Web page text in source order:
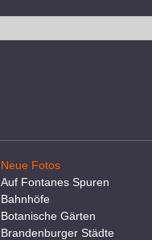
Neue Fotos
Auf Fontanes Spuren
Bahnhöfe
Botanische Gärten
Brandenburger Städte